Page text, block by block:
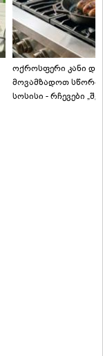
ოქროსფერი კანი და
მოვამზადოთ
სოსისი - რჩევები